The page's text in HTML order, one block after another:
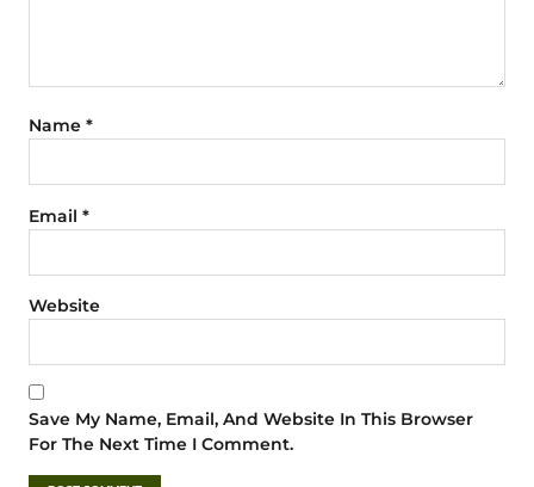
Name *
Email *
Website
Save My Name, Email, And Website In This Browser
For The Next Time I Comment.